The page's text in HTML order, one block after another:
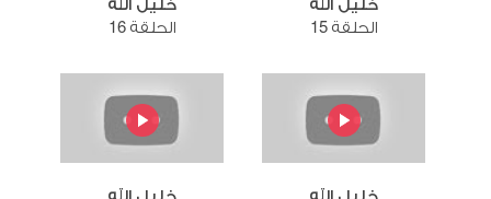
الحلقة 15
الحلقة 16